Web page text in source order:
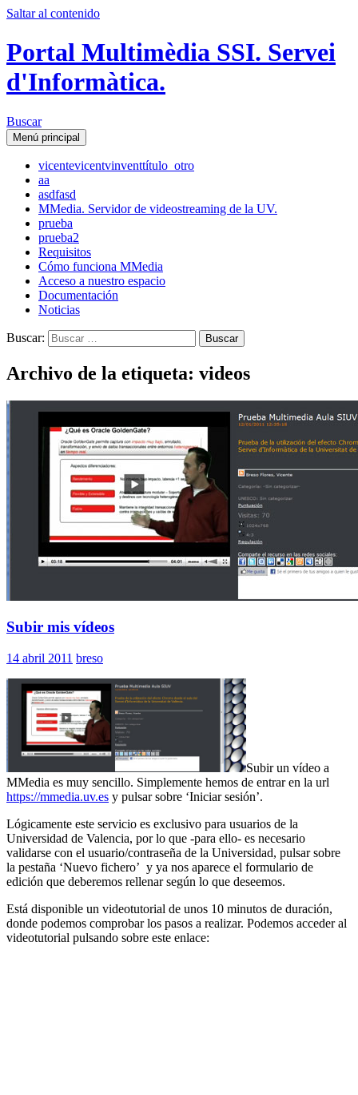
Saltar al contenido
Portal Multimèdia SSI. Servei
d'Informàtica.
Buscar
Menú principal
vicentevicentvinventtítulo_otro
aa
asdfasd
MMedia. Servidor de videostreaming de la UV.
prueba
prueba2
Requisitos
Cómo funciona MMedia
Acceso a nuestro espacio
Documentación
Noticias
Buscar:
Archivo de la etiqueta: videos
Subir mis vídeos
14 abril 2011 breso
Subir un vídeo a
MMedia es muy sencillo. Simplemente hemos de entrar en la url
https://mmedia.uv.es y pulsar sobre ‘Iniciar sesión’.
Lógicamente este servicio es exclusivo para usuarios de la
Universidad de Valencia, por lo que -para ello- es necesario
validarse con el usuario/contraseña de la Universidad, pulsar sobre
la pestaña ‘Nuevo fichero’ y ya nos aparece el formulario de
edición que deberemos rellenar según lo que deseemos.
Está disponible un videotutorial de unos 10 minutos de duración,
donde podemos comprobar los pasos a realizar. Podemos acceder al
videotutorial pulsando sobre este enlace: